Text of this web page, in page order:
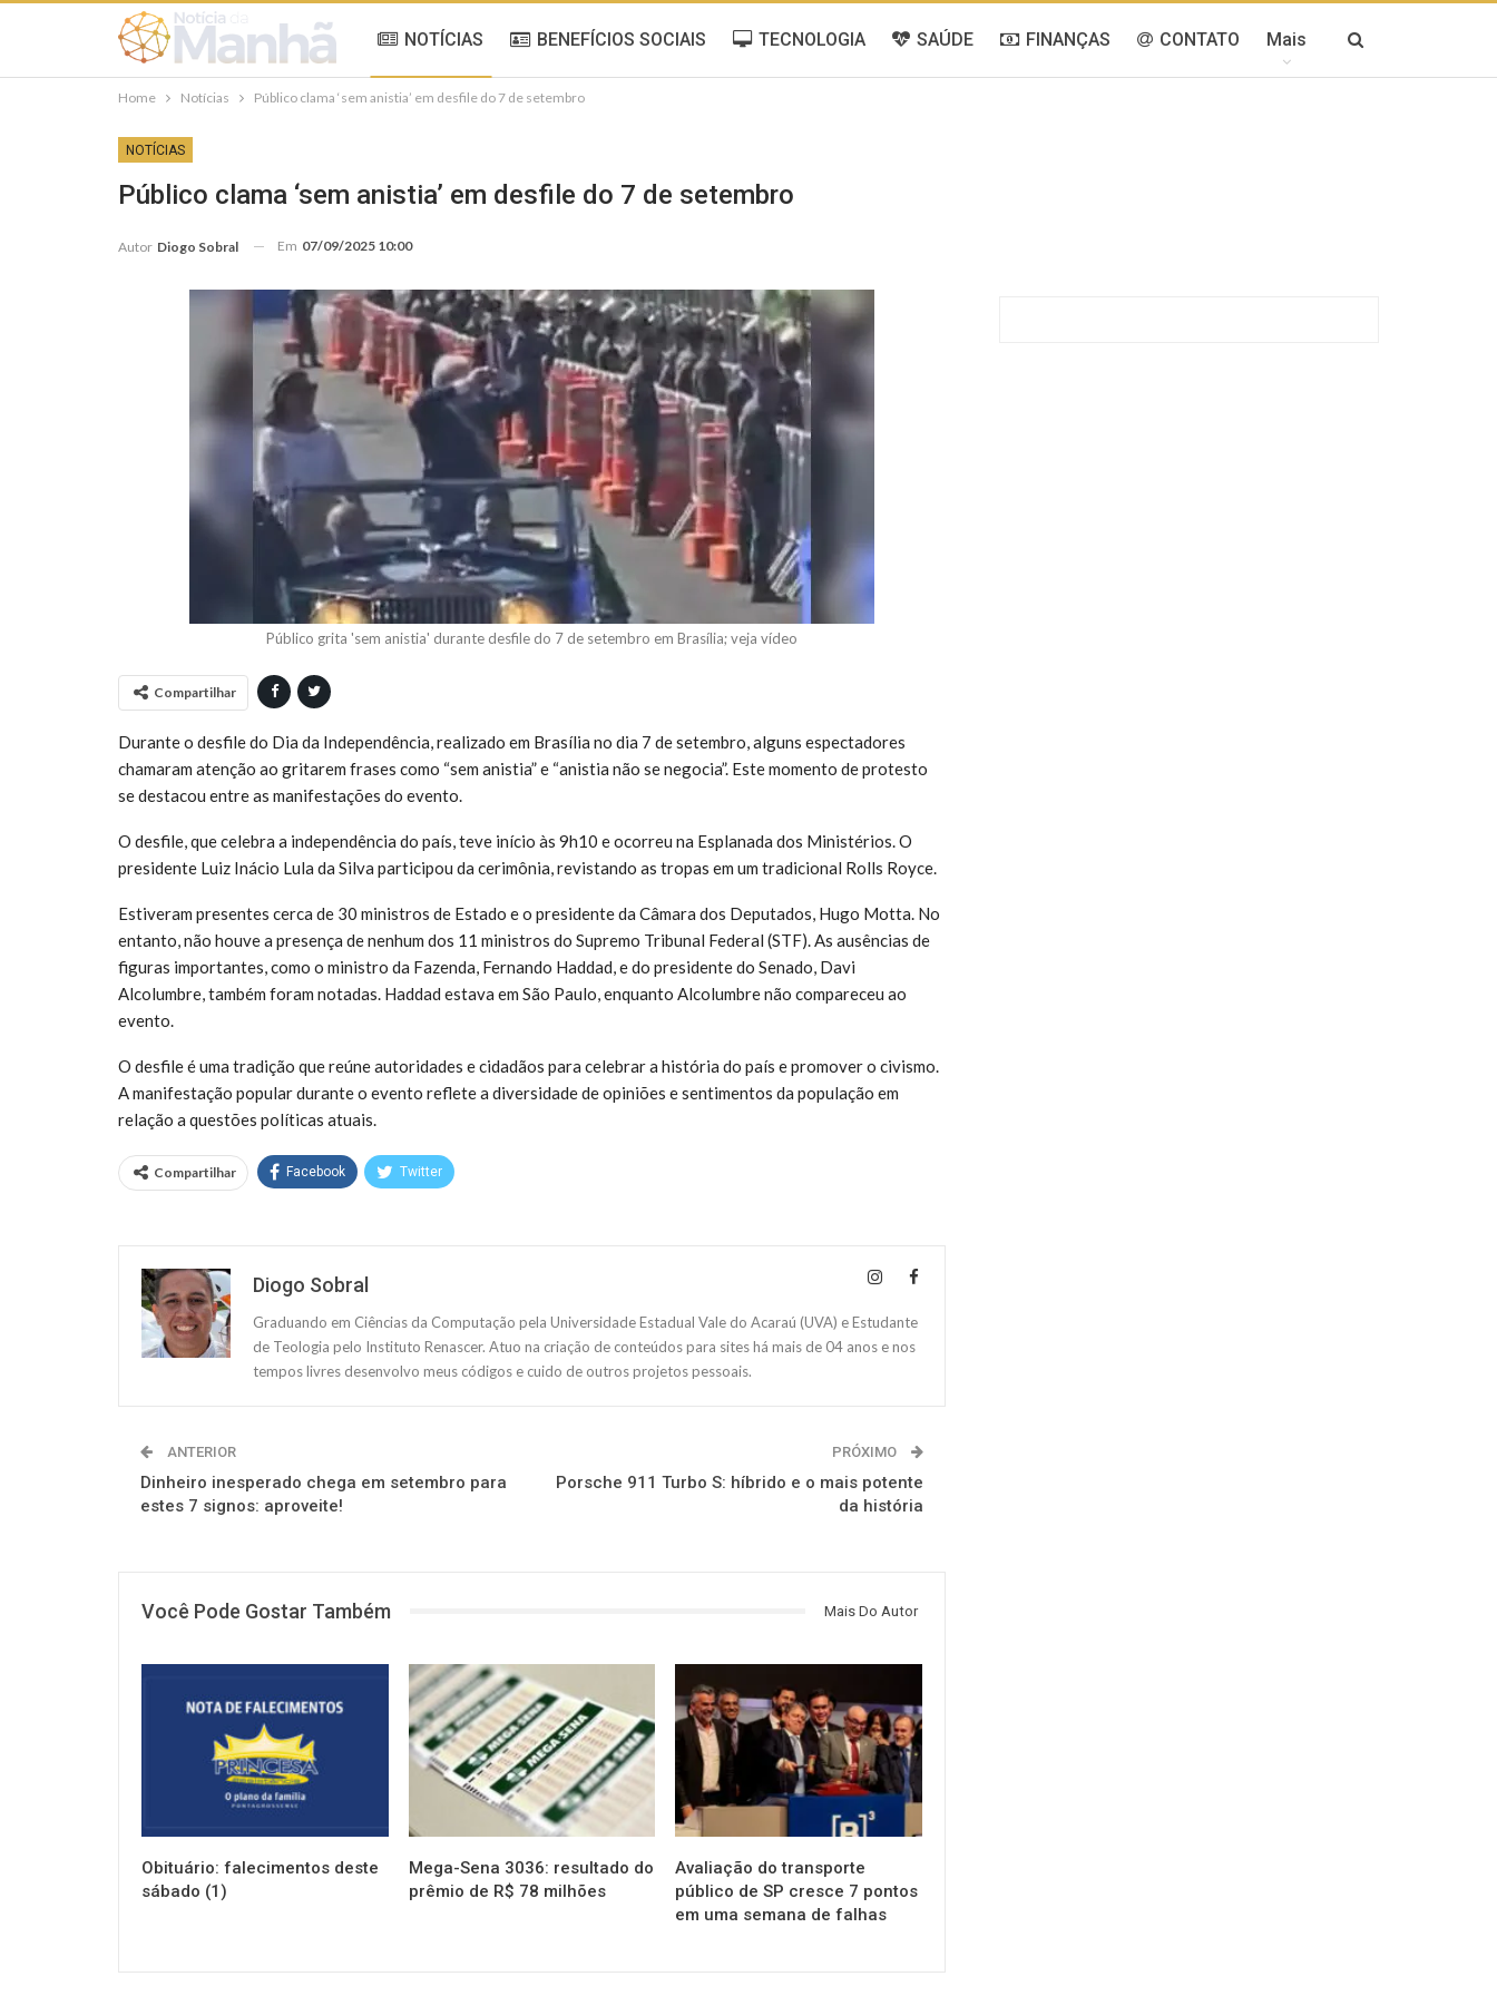
NOTÍCIAS BENEFÍCIOS SOCIAIS TECNOLOGIA SAÚDE FINANÇAS CONTATO Mais
Home Notícias Público clama ‘sem anistia’ em desfile do 7 de setembro
NOTÍCIAS
Público clama ‘sem anistia’ em desfile do 7 de setembro
Autor Diogo Sobral Em 07/09/2025 10:00
Público grita 'sem anistia' durante desfile do 7 de setembro em Brasília; veja vídeo
Compartilhar
Durante o desfile do Dia da Independência, realizado em Brasília no dia 7 de setembro, alguns espectadores
chamaram atenção ao gritarem frases como “sem anistia” e “anistia não se negocia”. Este momento de protesto
se destacou entre as manifestações do evento.
O desfile, que celebra a independência do país, teve início às 9h10 e ocorreu na Esplanada dos Ministérios. O
presidente Luiz Inácio Lula da Silva participou da cerimônia, revistando as tropas em um tradicional Rolls Royce.
Estiveram presentes cerca de 30 ministros de Estado e o presidente da Câmara dos Deputados, Hugo Motta. No
entanto, não houve a presença de nenhum dos 11 ministros do Supremo Tribunal Federal (STF). As ausências de
figuras importantes, como o ministro da Fazenda, Fernando Haddad, e do presidente do Senado, Davi
Alcolumbre, também foram notadas. Haddad estava em São Paulo, enquanto Alcolumbre não compareceu ao
evento.
O desfile é uma tradição que reúne autoridades e cidadãos para celebrar a história do país e promover o civismo.
A manifestação popular durante o evento reflete a diversidade de opiniões e sentimentos da população em
relação a questões políticas atuais.
Compartilhar Facebook Twitter
Diogo Sobral
Graduando em Ciências da Computação pela Universidade Estadual Vale do Acaraú (UVA) e Estudante
de Teologia pelo Instituto Renascer. Atuo na criação de conteúdos para sites há mais de 04 anos e nos
tempos livres desenvolvo meus códigos e cuido de outros projetos pessoais.
ANTERIOR
Dinheiro inesperado chega em setembro para
estes 7 signos: aproveite!
PRÓXIMO
Porsche 911 Turbo S: híbrido e o mais potente
da história
Você Pode Gostar Também Mais Do Autor
Obituário: falecimentos deste
sábado (1)
NOTÍCIAS
Mega-Sena 3036: resultado do
prêmio de R$ 78 milhões
Avaliação do transporte
público de SP cresce 7 pontos
em uma semana de falhas